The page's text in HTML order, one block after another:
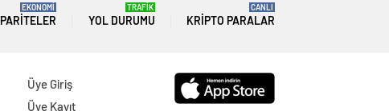
PARITELER
EKONOMİ
YOL DURUMU
TRAFİK
KRIPTO PARALAR
CANLI
Üye Giriş
Üye Kayıt